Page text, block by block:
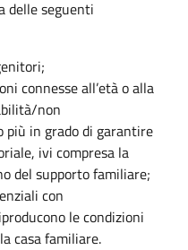
delle seguenti
connesse all’età o alla
non
più in grado di garantire
ivi compresa la
del supporto familiare;
con
le condizioni
casa familiare.